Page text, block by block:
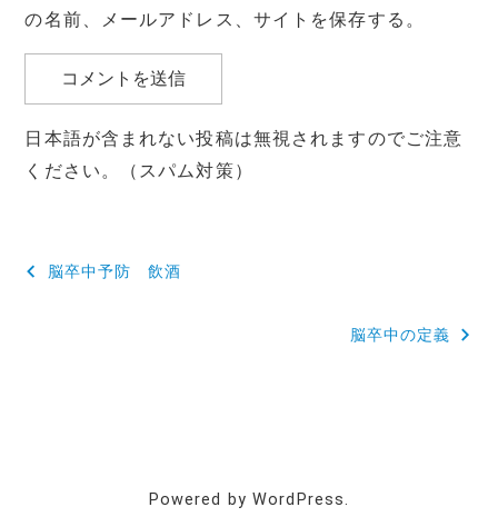
の名前、メールアドレス、サイトを保存する。
日本語が含まれない投稿は無視されますのでご注意
ください。（スパム対策）
投
脳卒中予防 飲酒
脳卒中の定義
Powered by WordPress.